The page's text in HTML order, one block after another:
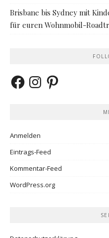
Brisbane bis Sydney mit
für euren Wohnmobil-
FacebookInstagramPinterest
Anmelden
Eintrags-Feed
Kommentar-Feed
WordPress.org